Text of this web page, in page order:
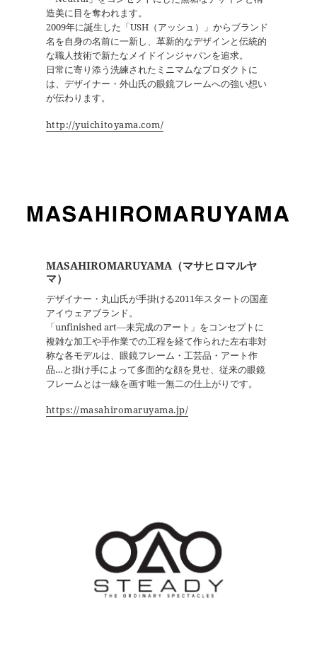
造美に目を奪われます。
2009年に誕生した「USH（アッシュ）」からブランド
名を自身の名前に一新し、革新的なデザインと伝統的
な職人技術で新たなメイドインジャパンを追求。
日常に寄り添う洗練されたミニマムなプロダクトに
は、デザイナー・外山氏の眼鏡フレームへの強い想い
が伝わります。
http://yuichitoyama.com/
MASAHIROMARUYAMA（マサヒロマルヤ
マ）
デザイナー・丸山氏が手掛ける2011年スタートの国産
アイウェアブランド。
「unfinished art―未完成のアート」をコンセプトに
複雑な加工や手作業での工程を経て作られた左右非対
称な各モデルは、眼鏡フレーム・工芸品・アート作
品…と掛け手によって多面的な顔を見せ、従来の眼鏡
フレームとは一線を画す唯一無二の仕上がりです。
https://masahiromaruyama.jp/